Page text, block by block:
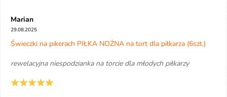
Marian
29.08.2025
Świeczki na pikerach PIŁKA NOŻNA na tort dla piłkarza (6szt.)
rewelacyjna niespodzianka na torcie dla młodych piłkarzy